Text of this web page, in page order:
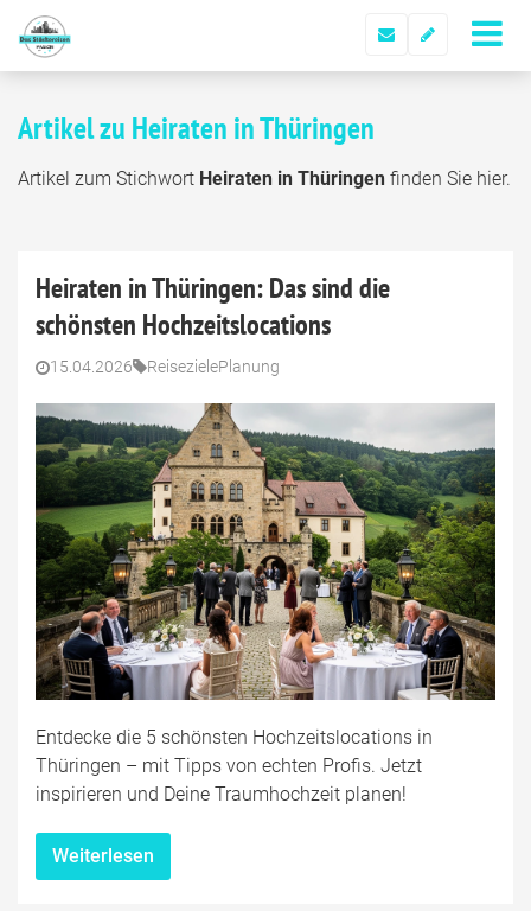
Artikel zu Heiraten in Thüringen
Artikel zum Stichwort Heiraten in Thüringen finden Sie hier.
Heiraten in Thüringen: Das sind die
schönsten Hochzeitslocations
15.04.2026 ReisezielePlanung
Entdecke die 5 schönsten Hochzeitslocations in
Thüringen – mit Tipps von echten Profis. Jetzt
inspirieren und Deine Traumhochzeit planen!
Weiterlesen